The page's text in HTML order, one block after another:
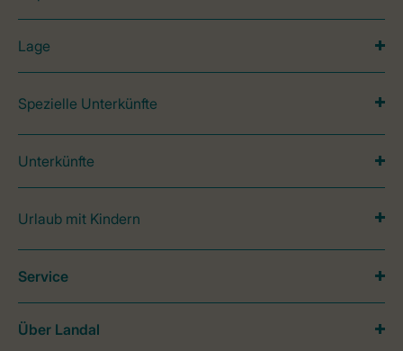
Lage
Spezielle Unterkünfte
Unterkünfte
Urlaub mit Kindern
Service
Über Landal